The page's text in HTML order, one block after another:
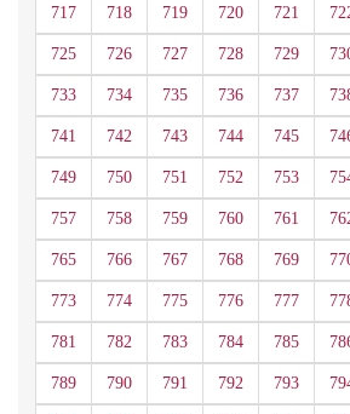
717 718 719 720 721
725 726 727 728 729
733 734 735 736 737
741 742 743 744 745
749 750 751 752 753
757 758 759 760 761
765 766 767 768 769
773 774 775 776 777
781 782 783 784 785
789 790 791 792 793